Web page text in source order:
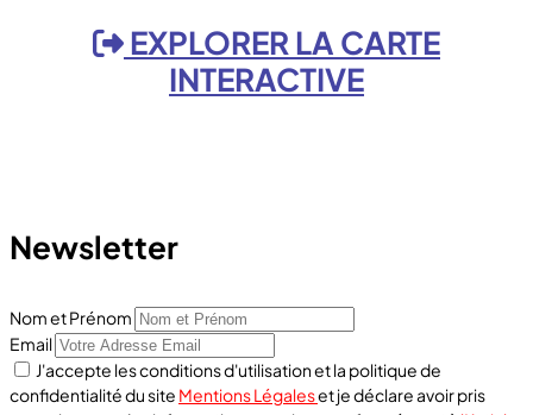
EXPLORER LA CARTE
INTERACTIVE
Newsletter
Nom et Prénom
Email
J'accepte les conditions d'utilisation et la politique de
confidentialité du site Mentions Légaleset je déclare avoir pris